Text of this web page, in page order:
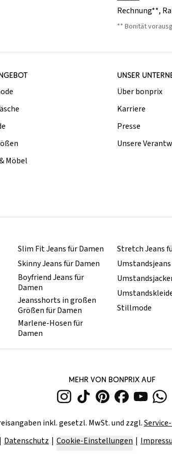
Rechnung**,
** Bonität
Möbel
UNSER
Über bonprix
Karriere
Presse
Unsere
Slim Fit Jeans für Damen
Skinny Jeans für Damen
Boyfriend Jeans für
Damen
Jeansshorts in großen
Größen für Damen
Marlene-Hosen für
Damen
Stretch Jeans
Umstandsjeans
Stillmode
MEHR VON BONPRIX AUF
inkl. gesetzl. MwSt. und zzgl.
Datenschutz Cookie-Einstellungen